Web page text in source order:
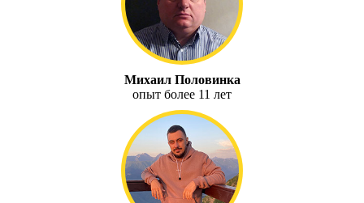
Михаил Половинка
опыт более 11 лет